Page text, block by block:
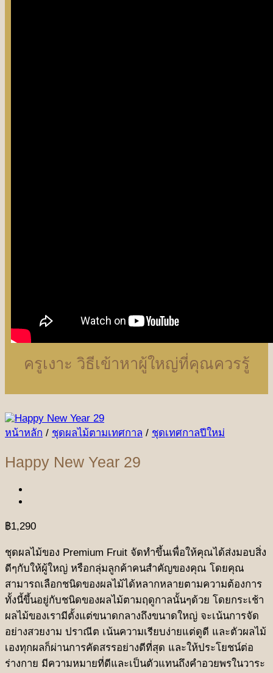
ครูเงาะ วิธีเข้าหาผู้ใหญ่ที่คุณควรรู้
หน้าหลัก / ชุดผลไม้ตามเทศกาล / ชุดเทศกาลปีใหม่
Happy New Year 29
฿1,290
ชุดผลไม้ของ Premium Fruit จัดทำขึ้นเพื่อให้คุณได้ส่งมอบสิ่ง
ดีๆกับให้ผู้ใหญ่ หรือกลุ่มลูกค้าคนสำคัญของคุณ โดยคุณ
สามารถเลือกชนิดของผลไม้ได้หลากหลายตามความต้องการ
ทั้งนี้ขึ้นอยู่กับชนิดของผลไม้ตามฤดูกาลนั้นๆด้วย โดยกระเช้า
ผลไม้ของเรามีตั้งแต่ขนาดกลางถึงขนาดใหญ่ จะเน้นการจัด
อย่างสวยงาม ปราณีต เน้นความเรียบง่ายแต่ดูดี และตัวผลไม้
เองทุกผลก็ผ่านการคัดสรรอย่างดีที่สุด และให้ประโยชน์ต่อ
ร่างกาย มีความหมายที่ดีและเป็นตัวแทนถึงคำอวยพรในวาระ